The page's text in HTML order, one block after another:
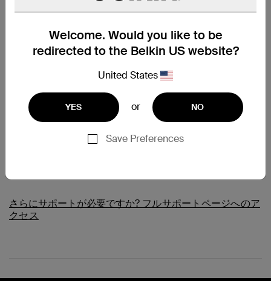
Welcome. Would you like to be
redirected to the Belkin US website?
United States
YES or NO
Save Preferences
さらにサポートが必要ですか? フルサポートページへのア
クセス